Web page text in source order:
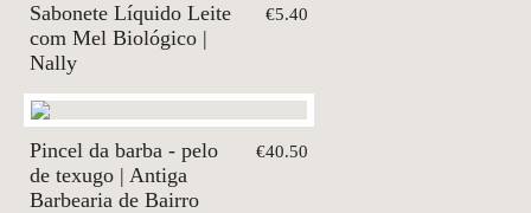
Sabonete Líquido Leite
com Mel Biológico |
Nally
€5.40
Pincel da barba - pelo
de texugo | Antiga
Barbearia de Bairro
€40.50